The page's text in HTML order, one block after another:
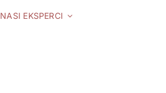
NASI EKSPERCI